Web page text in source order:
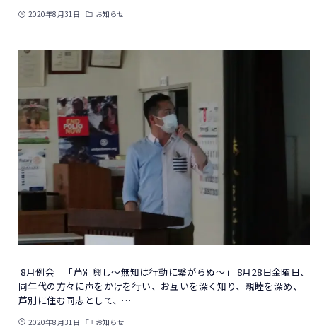
2020年8月31日 お知らせ
8月例会 「芦別興し～無知は行動に繋がらぬ～」 8月28日金曜日、
同年代の方々に声をかけを行い、お互いを深く知り、親睦を深め、
芦別に住む同志として、…
2020年8月31日 お知らせ